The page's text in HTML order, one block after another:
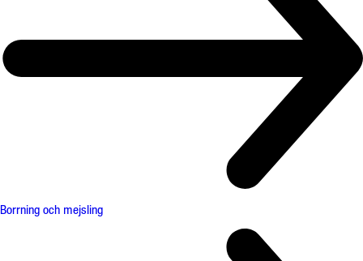
Borrning och mejsling